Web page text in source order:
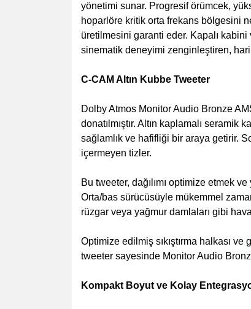
yönetimi sunar. Progresif örümcek,
hoparlöre kritik orta frekans bölgesini
üretilmesini garanti eder. Kapalı
sinematik deneyimi zenginleştiren,
C-CAM Altın Kubbe Tweeter
Dolby Atmos Monitor Audio Bronze
donatılmıştır. Altın kaplamalı
sağlamlık ve hafifliği bir araya getirir.
içermeyen tizler.
Bu tweeter, dağılımı optimize etmek
Orta/bas sürücüsüyle mükemmel
rüzgar veya yağmur damlaları gibi
Optimize edilmiş sıkıştırma halkası
tweeter sayesinde Monitor Audio
Kompakt Boyut ve Kolay